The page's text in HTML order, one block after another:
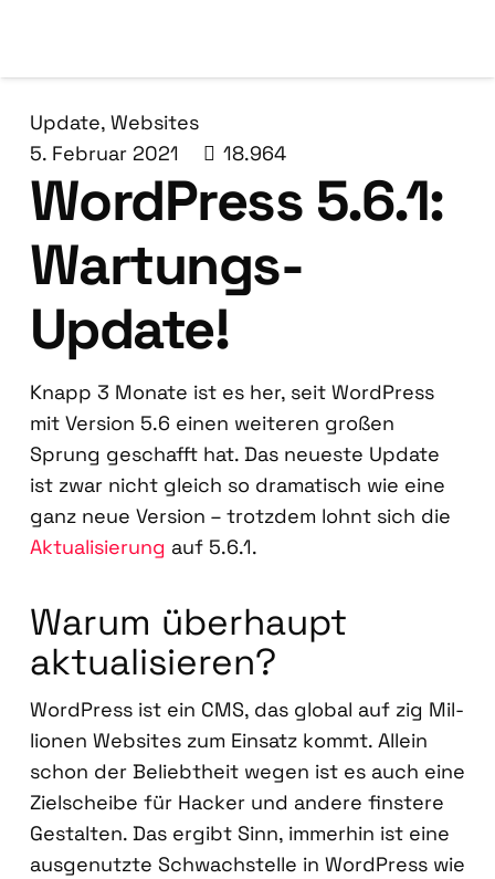
Update, Websites
5. Februar 2021
18.964
Word­Press 5.6.1:
War­tungs-
Update!
Knapp 3 Mona­te ist es her, seit Word­Press
mit Ver­si­on 5.6 einen wei­te­ren gro­ßen
Sprung geschafft hat. Das neu­es­te Update
ist zwar nicht gleich so dra­ma­tisch wie eine
ganz neue Ver­si­on – trotz­dem lohnt sich die
Aktua­li­sie­rung auf 5.6.1.
War­um über­haupt
aktua­li­sie­ren?
Word­Press ist ein CMS, das glo­bal auf zig Mil­
lio­nen Web­sites zum Ein­satz kommt. Allein
schon der Beliebt­heit wegen ist es auch eine
Ziel­schei­be für Hacker und ande­re fins­te­re
Gestal­ten. Das ergibt Sinn, immer­hin ist eine
aus­ge­nutz­te Schwach­stel­le in Word­Press wie